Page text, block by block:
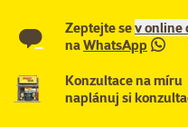
Zeptejte sev online
naWhatsApp
Konzultace na míru
naplánuj si